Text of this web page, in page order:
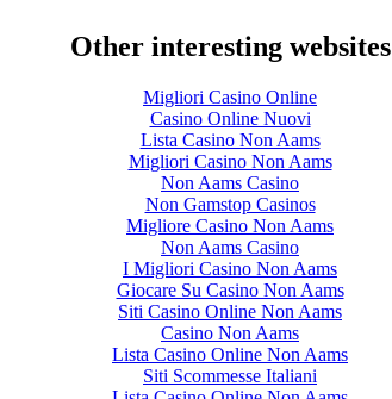
Other interesting websites
Migliori Casino Online
Casino Online Nuovi
Lista Casino Non Aams
Migliori Casino Non Aams
Non Aams Casino
Non Gamstop Casinos
Migliore Casino Non Aams
Non Aams Casino
I Migliori Casino Non Aams
Giocare Su Casino Non Aams
Siti Casino Online Non Aams
Casino Non Aams
Lista Casino Online Non Aams
Siti Scommesse Italiani